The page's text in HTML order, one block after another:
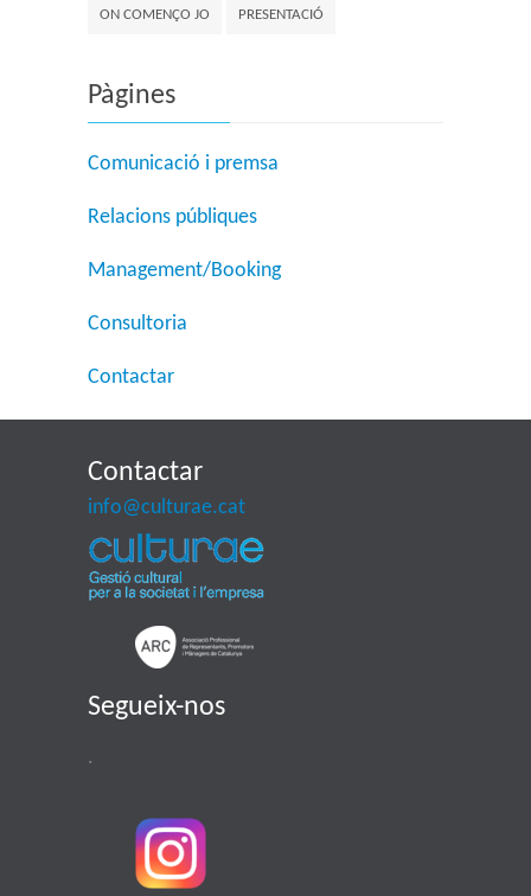
ON COMENÇO JO PRESENTACIÓ
Pàgines
Comunicació i premsa
Relacions públiques
Management/Booking
Consultoria
Contactar
Contactar
info@culturae.cat
Segueix-nos
.